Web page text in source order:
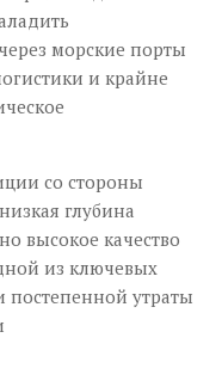
морские порты
и крайне
со стороны
глубина
высокое качество
из ключевых
утраты